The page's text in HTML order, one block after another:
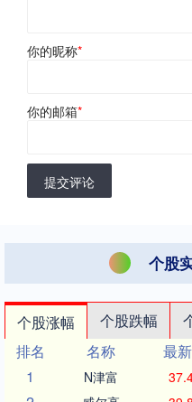
你的昵称*
你的邮箱*
提交评论
个股
个股涨幅 个股跌幅
排名
名称 最
1
N津富